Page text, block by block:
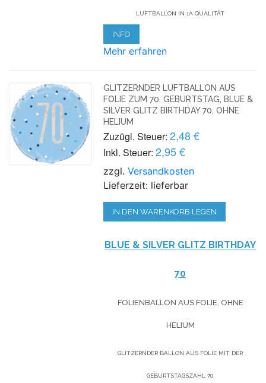
LUFTBALLON IN 1A QUALITÄT
INFO
Mehr erfahren
GLITZERNDER LUFTBALLON AUS
FOLIE ZUM 70. GEBURTSTAG, BLUE &
SILVER GLITZ BIRTHDAY 70, OHNE
HELIUM
Zuzügl. Steuer: 2,48 €
Inkl. Steuer: 2,95 €
zzgl.Versandkosten
Lieferzeit: lieferbar
IN DEN WARENKORB LEGEN
BLUE & SILVER GLITZ BIRTHDAY
70
FOLIENBALLON AUS FOLIE, OHNE
HELIUM
GLITZERNDER BALLON AUS FOLIE MIT DER
GEBURTSTAGSZAHL 70